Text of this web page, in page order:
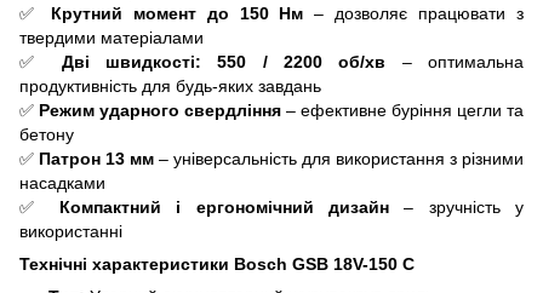
✅
Крутний момент до 150 Нм – дозволяє працювати з
твердими матеріалами
✅
Дві швидкості: 550 / 2200 об/хв – оптимальна
продуктивність для будь-яких завдань
✅ Режим ударного свердління – ефективне буріння цегли та
бетону
✅ Патрон 13 мм – універсальність для використання з різними
насадками
✅
Компактний і ергономічний дизайн– зручність у
використанні
Технічні характеристики Bosch GSB 18V-150 C